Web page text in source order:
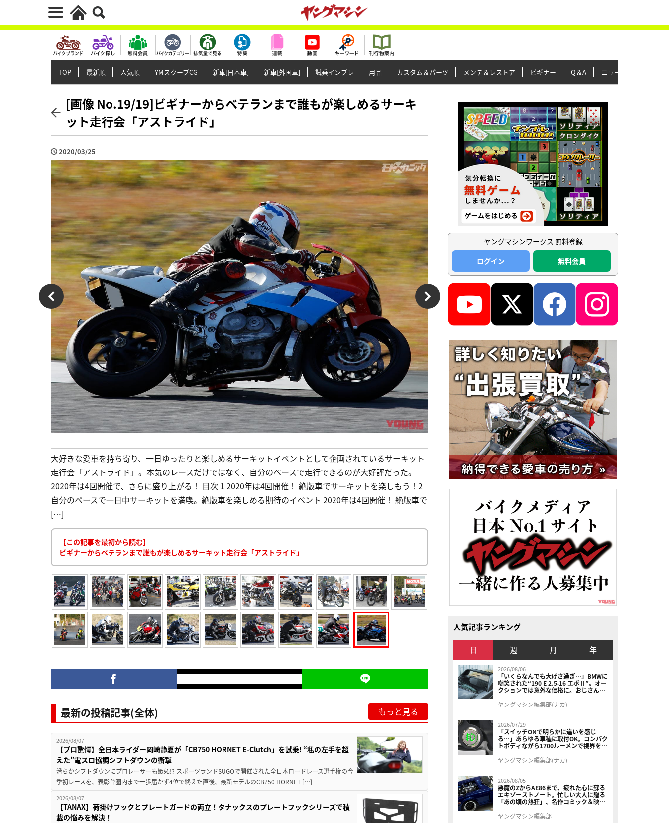
TOP 最新順 人気順 YMスクープCG 新車[日本車] 新車[外国車] 試乗インプレ 用品 カスタム＆パーツ メンテ＆レストア ビギナー Q＆A ニュース＆トピックス
[画像 No.19/19]ビギナーからベテランまで誰もが楽しめるサーキ
ット走行会「アストライド」
2020/03/25
大好きな愛車を持ち寄り、一日ゆったりと楽しめるサーキットイベントとして企画されているサーキット
走行会「アストライド」。本気のレースだけではなく、自分のペースで走行できるのが大好評だった。
2020年は4回開催で、さらに盛り上がる！ 目次 1 2020年は4回開催！ 絶版車でサーキットを楽しもう！2
自分のペースで一日中サーキットを満喫。絶版車を楽しめる期待のイベント 2020年は4回開催！ 絶版車で
[…]
【この記事を最初から読む】
ビギナーからベテランまで誰もが楽しめるサーキット走行会「アストライド」
最新の投稿記事(全体) もっと見る
2026/08/07
【プロ驚愕】全日本ライダー岡崎静夏が「CB750 HORNET E-Clutch」を試乗! “私の左手を超
えた”電スロ協調シフトダウンの衝撃
滑らかシフトダウンにプロレーサーも嫉妬!? スポーツランドSUGOで開催された全日本ロードレース選手権の今
季初レースを、表彰台圏内まで一歩届かず4位で終えた直後、最新モデルのCB750 HORNET […]
2026/08/07
【TANAX】荷掛けフックとプレートガードの両立！タナックスのプレートフックシリーズで積
載の悩みを解決！
ヤングマシンワークス 無料登録
ログイン
無料会員
人気記事ランキング
日 週 月 年
2026/08/06
「いくらなんでも大げさ過ぎ…」BMWに
嘲笑された“190 E 2.5-16 エボⅡ”。オー
クションでは意外な価格に。おじさん達
ヤングマシン編集部(ナカ)
2026/07/29
「スイッチONで明らかに違いを感じ
る…」あらゆる車種に取付OK。コンパク
トボディながら1700ルーメンで視界を確
ニット プレシャスレイ スモール］
ヤングマシン編集部(ナカ)
2026/08/05
悪魔のZからAE86まで、疲れた心に蘇る
エキゾーストノート。忙しい大人に贈る
「あの頃の熱狂」、名作コミック＆映画
結！
ヤングマシン編集部